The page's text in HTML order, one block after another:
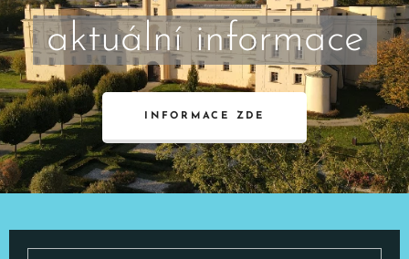
aktuální informace
INFORMACE ZDE